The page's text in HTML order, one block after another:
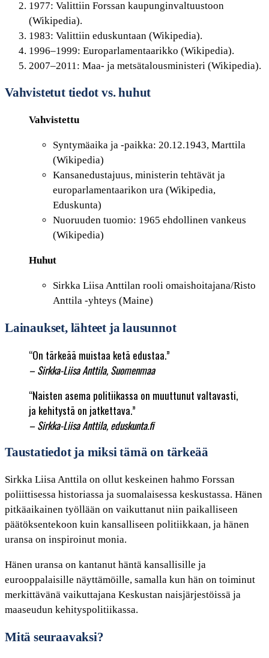
1977: Valittiin Forssan kaupunginvaltuustoon
(Wikipedia).
1983: Valittiin eduskuntaan (Wikipedia).
1996–1999: Europarlamentaarikko (Wikipedia).
2007–2011: Maa- ja metsätalousministeri (Wikipedia).
Vahvistetut tiedot vs. huhut
Vahvistettu
Syntymäaika ja -paikka: 20.12.1943, Marttila
(Wikipedia)
Kansanedustajuus, ministerin tehtävät ja
europarlamentaarikon ura (Wikipedia,
Eduskunta)
Nuoruuden tuomio: 1965 ehdollinen vankeus
(Wikipedia)
Huhut
Sirkka Liisa Anttilan rooli omaishoitajana/Risto
Anttila -yhteys (Maine)
Lainaukset, lähteet ja lausunnot
“On tärkeää muistaa ketä edustaa.”
– Sirkka-Liisa Anttila, Suomenmaa
“Naisten asema politiikassa on muuttunut valtavasti,
ja kehitystä on jatkettava.”
– Sirkka-Liisa Anttila, eduskunta.fi
Taustatiedot ja miksi tämä on tärkeää
Sirkka Liisa Anttila on ollut keskeinen hahmo Forssan
poliittisessa historiassa ja suomalaisessa keskustassa. Hänen
pitkäaikainen työllään on vaikuttanut niin paikalliseen
päätöksentekoon kuin kansalliseen politiikkaan, ja hänen
uransa on inspiroinut monia.
Hänen uransa on kantanut häntä kansallisille ja
eurooppalaisille näyttämöille, samalla kun hän on toiminut
merkittävänä vaikuttajana Keskustan naisjärjestöissä ja
maaseudun kehityspolitiikassa.
Mitä seuraavaksi?